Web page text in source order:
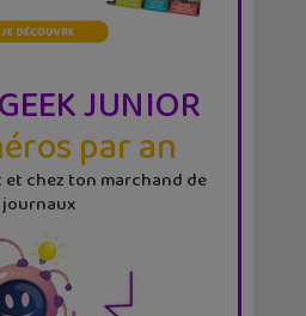
GEEK JUNIOR
par an
chez ton marchand de
journaux